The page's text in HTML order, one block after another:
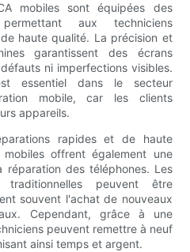
mobiles sont équipées des
aux techniciens
haute qualité. La précision et
garantissent des écrans
ni imperfections visibles.
essentiel dans le secteur
mobile, car les clients
appareils.
rapides et de haute
offrent également une
réparation des téléphones. Les
peuvent être
souvent l'achat de nouveaux
Cependant, grâce à une
peuvent remettre à neuf
ainsi temps et argent.